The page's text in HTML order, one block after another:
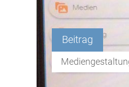
Elternverein
Handyfreie Klassen
Beitrag